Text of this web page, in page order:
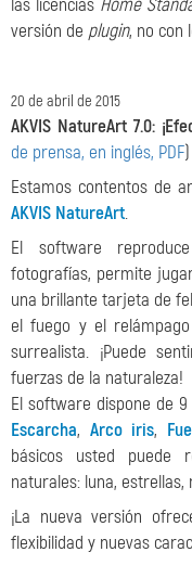
las licencias Home
versión de plugin, no con
20 de abril de 2015
AKVIS NatureArt 7.0:
de prensa, en inglés, PDF)
Estamos contentos de
AKVIS NatureArt.
El software
fotografías, permite
una brillante tarjeta de
el fuego y el
surrealista. ¡Puede
fuerzas de la naturaleza!
El software dispone de 9
Escarcha, Arco iris,
básicos usted puede
naturales: luna, estrellas,
¡La nueva versión
flexibilidad y nuevas